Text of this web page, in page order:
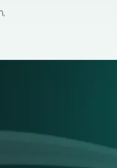
wirklich tragen